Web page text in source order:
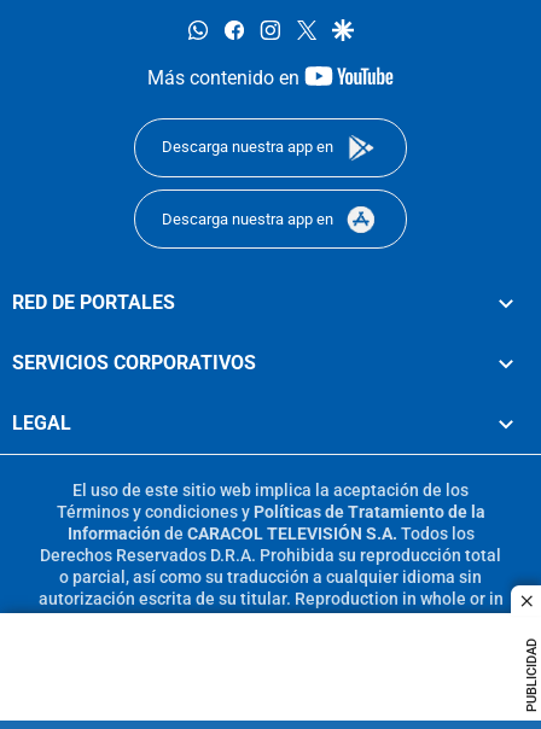
PUBLICIDAD
whatsappfacebookinstagram
twittergoogle
Más contenido en
youtube-
Descarga nuestra app en
Descarga nuestra app en
RED DE PORTALES
SERVICIOS CORPORATIVOS
LEGAL
El uso de este sitio web implica la aceptación de los
Términos y condicionesy Políticas de Tratamiento de la
Información de CARACOL TELEVISIÓN S.A. Todos los
Derechos Reservados D.R.A. Prohibida su reproducción total
o parcial, así como su traducción a cualquier idioma sin
autorización escrita de su titular. Reproduction in whole or in